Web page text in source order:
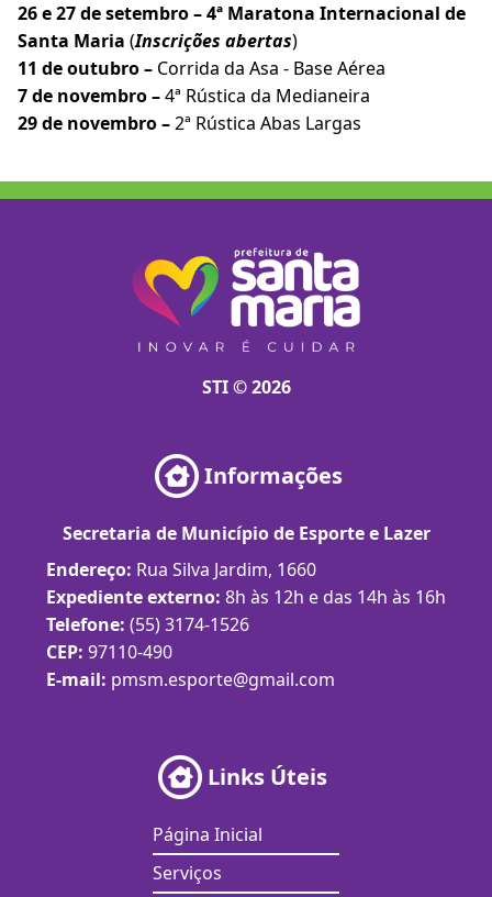
26 e 27 de setembro –4ª Maratona Internacional de
Santa Maria (Inscrições abertas)
11 de outubro – Corrida da Asa - Base Aérea
7 de novembro –4ª Rústica da Medianeira
29 de novembro –2ª Rústica Abas Largas
STI © 2026
Informações
Secretaria de Município de Esporte e Lazer
Endereço: Rua Silva Jardim, 1660
Expediente externo: 8h às 12h e das 14h às 16h
Telefone: (55) 3174-1526
CEP: 97110-490
E-mail: pmsm.esporte@gmail.com
Links Úteis
Página Inicial
Serviços